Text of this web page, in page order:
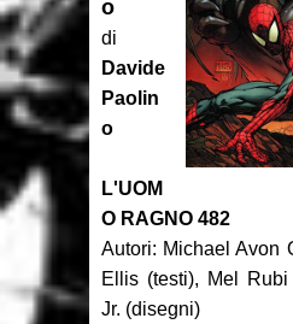
Family - La
Intervista:
o
di
Davide
Paolin
o
L'UOM
O RAGNO 482
Autori: Michael Avon
Ellis (testi), Mel
Jr. (disegni)